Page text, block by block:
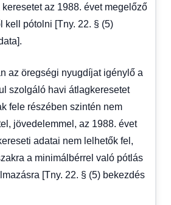
az 1988. évet megelőző
kell pótolni [Tny. 22. § (5)
az öregségi nyugdíjat igénylő a
szolgáló havi átlagkeresetet
fele részében szintén nem
jövedelemmel, az 1988. évet
adatai nem lelhetők fel,
a minimálbérrel való pótlás
[Tny. 22. § (5) bekezdés